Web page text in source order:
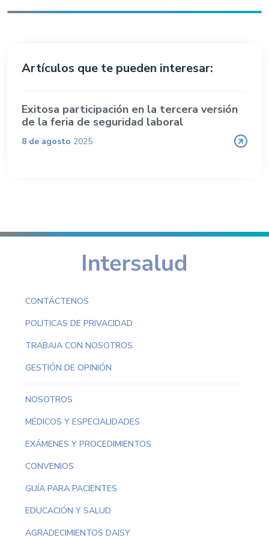
Artículos que te pueden interesar:
Exitosa participación en la tercera versión
de la feria de seguridad laboral
8 de agosto 2025
CONTÁCTENOS
POLITICAS DE PRIVACIDAD
TRABAJA CON NOSOTROS
GESTIÓN DE OPINIÓN
NOSOTROS
MÉDICOS Y ESPECIALIDADES
EXÁMENES Y PROCEDIMIENTOS
CONVENIOS
GUÍA PARA PACIENTES
EDUCACIÓN Y SALUD
AGRADECIMIENTOS DAISY